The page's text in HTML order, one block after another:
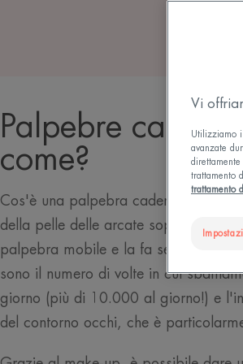
Palpebre
come?
Cos'è una palpebra cadente? È
della pelle delle arcate sopraccigliari,
palpebra mobile e la fa sembrare
sono il numero di volte in cui
giorno (più di 10.000 al giorno!) e
del contorno occhi, che è
Vi
Utilizziamo
avanzate
trattamento
trattamento